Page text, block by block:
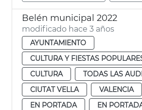
Belén municipal 2022
modificado hace 3 años
AYUNTAMIENTO
CULTURA Y FIESTAS
CULTURA
TODAS LAS
CIUTAT VELLA
VALENCIA
EN PORTADA
EN